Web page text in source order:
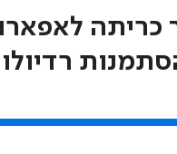
כריתה